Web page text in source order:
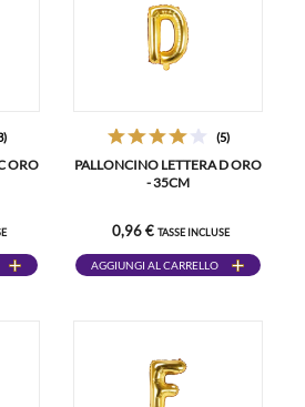
ORO
(5)
PALLONCINO LETTERA D ORO
- 35CM
0,96 € TASSE INCLUSE
AGGIUNGI AL CARRELLO